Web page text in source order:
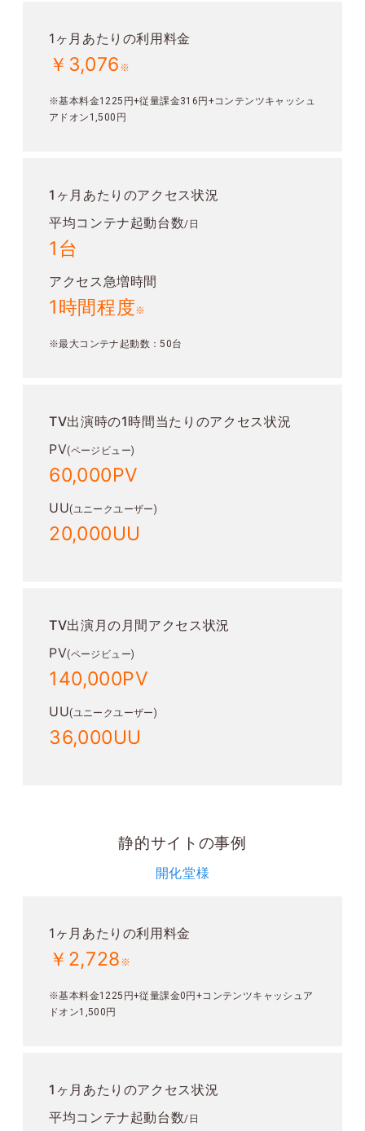
1ヶ月あたりの利用料金
￥3,076 ※
※基本料金1225円+従量課金316円+コンテンツキャッシュ
アドオン1,500円
1ヶ月あたりのアクセス状況
平均コンテナ起動台数/日
1台
アクセス急増時間
1時間程度※
※最大コンテナ起動数：50台
TV出演時の1時間当たりのアクセス状況
PV(ページビュー)
60,000PV
UU(ユニークユーザー)
20,000UU
TV出演月の月間アクセス状況
PV(ページビュー)
140,000PV
UU(ユニークユーザー)
36,000UU
静的サイトの事例
開化堂様
1ヶ月あたりの利用料金
￥2,728 ※
※基本料金1225円+従量課金0円+コンテンツキャッシュア
ドオン1,500円
1ヶ月あたりのアクセス状況
平均コンテナ起動台数/日